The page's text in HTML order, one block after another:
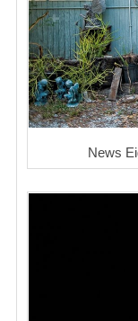
News